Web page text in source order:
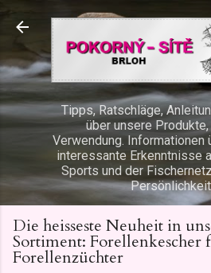
Direkt zum
Tipps, Ratschläge,
über unsere
Verwendung. Informationen
interessante Erkenntnisse
Sports und der
Die heisseste Neuheit in
Sortiment: Forellenkescher
Forellenzüchter